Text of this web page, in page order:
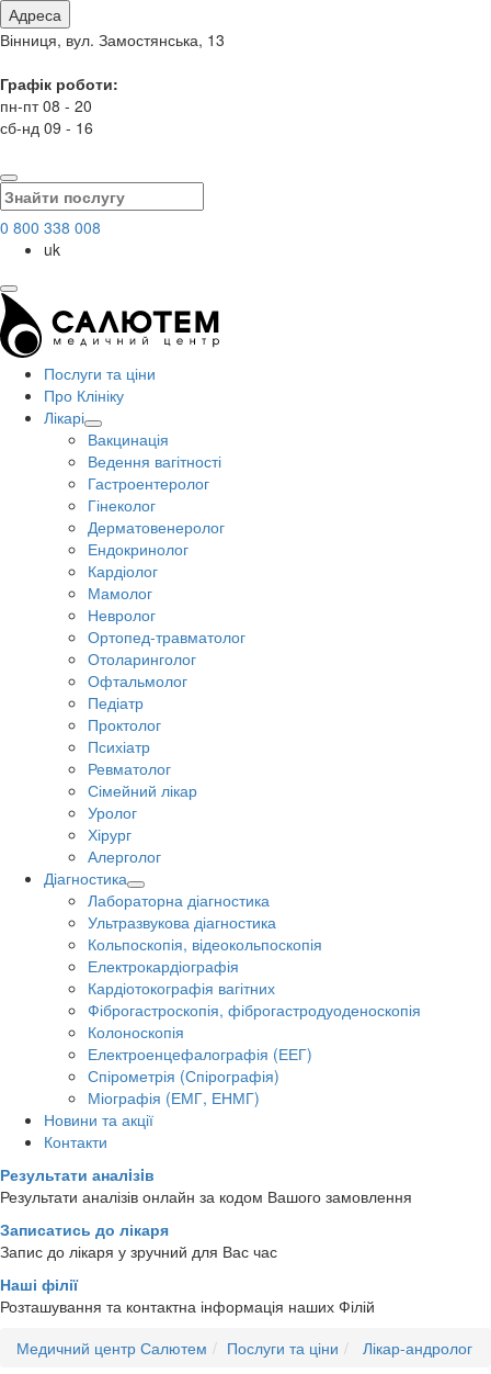
Адреса
Вінниця, вул. Замостянська, 13
Графік роботи:
пн-пт 08 - 20
сб-нд 09 - 16
0 800 338 008
uk
Послуги та ціни
Про Клініку
Лікарі
Вакцинація
Ведення вагітності
Гастроентеролог
Гінеколог
Дерматовенеролог
Ендокринолог
Кардіолог
Мамолог
Невролог
Ортопед-травматолог
Отоларинголог
Офтальмолог
Педіатр
Проктолог
Психіатр
Ревматолог
Сімейний лікар
Уролог
Хірург
Алерголог
Діагностика
Лабораторна діагностика
Ультразвукова діагностика
Кольпоскопія, відеокольпоскопія
Електрокардіографія
Кардіотокографія вагітних
Фіброгастроскопія, фіброгастродуоденоскопія
Колоноскопія
Електроенцефалографія (ЕЕГ)
Спірометрія (Спірографія)
Міографія (ЕМГ, ЕНМГ)
Новини та акції
Контакти
Результати аналiзiв
Результати аналізів онлайн за кодом Вашого замовлення
Записатись до лікаря
Запис до лікаря у зручний для Вас час
Наші філії
Розташування та контактна інформація наших Філій
Медичний центр Салютем
Послуги та ціни Лікар-андролог